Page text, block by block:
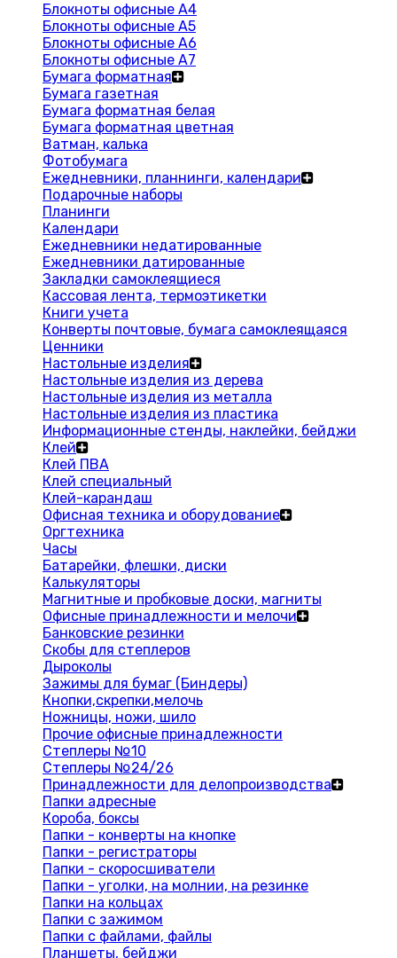
Блокноты офисные A4
Блокноты офисные A5
Блокноты офисные A6
Блокноты офисные A7
Бумага форматная
Бумага газетная
Бумага форматная белая
Бумага форматная цветная
Ватман, калька
Фотобумага
Ежедневники, планнинги, календари
Подарочные наборы
Планинги
Календари
Ежедневники недатированные
Ежедневники датированные
Закладки самоклеящиеся
Кассовая лента, термоэтикетки
Книги учета
Конверты почтовые, бумага самоклеящаяся
Ценники
Настольные изделия
Настольные изделия из дерева
Настольные изделия из металла
Настольные изделия из пластика
Информационные стенды, наклейки, бейджи
Клей
Клей ПВА
Клей специальный
Клей-карандаш
Офисная техника и оборудование
Оргтехника
Часы
Батарейки, флешки, диски
Калькуляторы
Магнитные и пробковые доски, магниты
Офисные принадлежности и мелочи
Банковские резинки
Скобы для степлеров
Дыроколы
Зажимы для бумаг (Биндеры)
Кнопки,скрепки,мелочь
Ножницы, ножи, шило
Прочие офисные принадлежности
Степлеры №10
Степлеры №24/26
Принадлежности для делопроизводства
Папки адресные
Короба, боксы
Папки - конверты на кнопке
Папки - регистраторы
Папки - скоросшиватели
Папки - уголки, на молнии, на резинке
Папки на кольцах
Папки с зажимом
Папки с файлами, файлы
Планшеты, бейджи